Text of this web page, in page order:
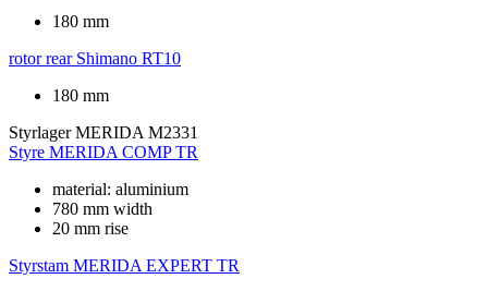
180 mm
rotor rear Shimano RT10
180 mm
Styrlager MERIDA M2331
Styre MERIDA COMP TR
material: aluminium
780 mm width
20 mm rise
Styrstam MERIDA EXPERT TR